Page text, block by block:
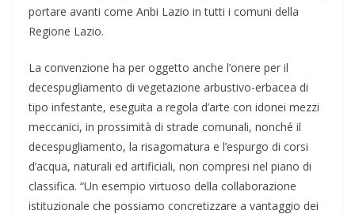
portare avanti come Anbi Lazio in tutti i comuni della
Regione Lazio.
La convenzione ha per oggetto anche l’onere per il
decespugliamento di vegetazione arbustivo-erbacea di
tipo infestante, eseguita a regola d’arte con idonei mezzi
meccanici, in prossimità di strade comunali, nonché il
decespugliamento, la risagomatura e l’espurgo di corsi
d’acqua, naturali ed artificiali, non compresi nel piano di
classifica. “Un esempio virtuoso della collaborazione
istituzionale che possiamo concretizzare a vantaggio dei